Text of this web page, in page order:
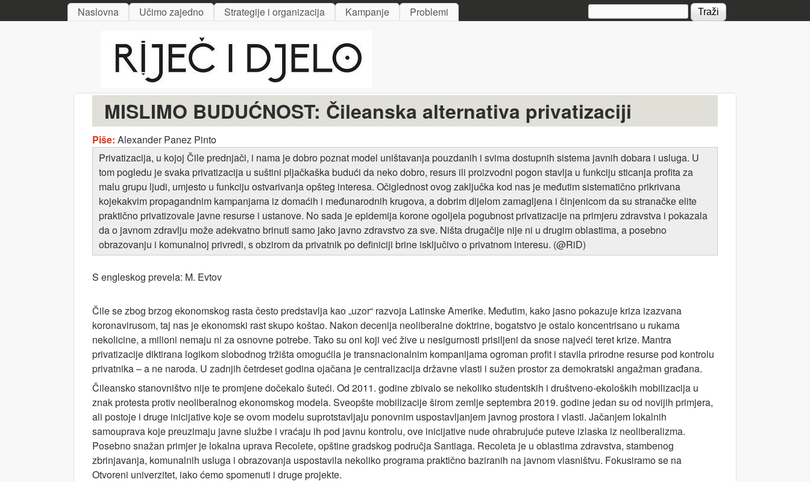
Skip to main content
MAIN MENU
Naslovna Učimo zajedno Strategije i organizacija Kampanje Problemi Search form
MISLIMO BUDUĆNOST: Čileanska alternativa privatizaciji
Piše: Alexander Panez Pinto
Privatizacija, u kojoj Čile prednjači, i nama je dobro poznat model uništavanja pouzdanih i svima dostupnih sistema javnih dobara i usluga. U
tom pogledu je svaka privatizacija u suštini pljačkaška budući da neko dobro, resurs ili proizvodni pogon stavlja u funkciju sticanja profita za
malu grupu ljudi, umjesto u funkciju ostvarivanja opšteg interesa. Očiglednost ovog zaključka kod nas je međutim sistematično prikrivana
kojekakvim propagandnim kampanjama iz domaćih i međunarodnih krugova, a dobrim dijelom zamagljena i činjenicom da su stranačke elite
praktično privatizovale javne resurse i ustanove. No sada je epidemija korone ogoljela pogubnost privatizacije na primjeru zdravstva i pokazala
da o javnom zdravlju može adekvatno brinuti samo jako javno zdravstvo za sve. Ništa drugačije nije ni u drugim oblastima, a posebno
obrazovanju i komunalnoj privredi, s obzirom da privatnik po definiciji brine isključivo o privatnom interesu. (@RiD)
S engleskog prevela: M. Evtov
Čile se zbog brzog ekonomskog rasta često predstavlja kao „uzor“ razvoja Latinske Amerike. Međutim, kako jasno pokazuje kriza izazvana
koronavirusom, taj nas je ekonomski rast skupo koštao. Nakon decenija neoliberalne doktrine, bogatstvo je ostalo koncentrisano u rukama
nekolicine, a milioni nemaju ni za osnovne potrebe. Tako su oni koji već žive u nesigurnosti prisiljeni da snose najveći teret krize. Mantra
privatizacije diktirana logikom slobodnog tržišta omogućila je transnacionalnim kompanijama ogroman profit i stavila prirodne resurse pod kontrolu
privatnika – a ne naroda. U zadnjih četrdeset godina ojačana je centralizacija državne vlasti i sužen prostor za demokratski angažman građana.
Čileansko stanovništvo nije te promjene dočekalo šuteći. Od 2011. godine zbivalo se nekoliko studentskih i društveno-ekoloških mobilizacija u
znak protesta protiv neoliberalnog ekonomskog modela. Sveopšte mobilizacije širom zemlje septembra 2019. godine jedan su od novijih primjera,
ali postoje i druge inicijative koje se ovom modelu suprotstavljaju ponovnim uspostavljanjem javnog prostora i vlasti. Jačanjem lokalnih
samouprava koje preuzimaju javne službe i vraćaju ih pod javnu kontrolu, ove inicijative nude ohrabrujuće puteve izlaska iz neoliberalizma.
Posebno snažan primjer je lokalna uprava Recolete, opštine gradskog područja Santiaga. Recoleta je u oblastima zdravstva, stambenog
zbrinjavanja, komunalnih usluga i obrazovanja uspostavila nekoliko programa praktično baziranih na javnom vlasništvu. Fokusiramo se na
Otvoreni univerzitet, iako ćemo spomenuti i druge projekte.